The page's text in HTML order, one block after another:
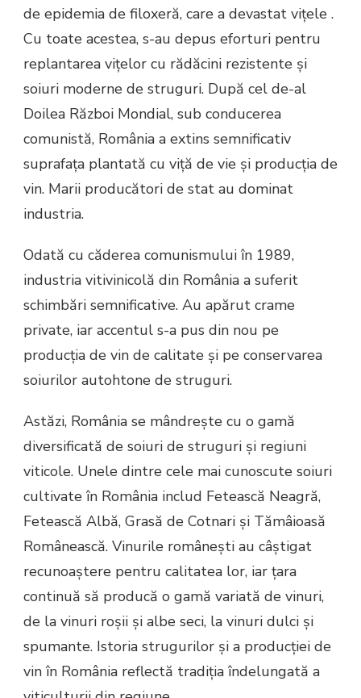
de epidemia de filoxeră, care a devastat vițele .
Cu toate acestea, s-au depus eforturi pentru
replantarea vițelor cu rădăcini rezistente și
soiuri moderne de struguri. După cel de-al
Doilea Război Mondial, sub conducerea
comunistă, România a extins semnificativ
suprafața plantată cu viță de vie și producția de
vin. Marii producători de stat au dominat
industria.
Odată cu căderea comunismului în 1989,
industria vitivinicolă din România a suferit
schimbări semnificative. Au apărut crame
private, iar accentul s-a pus din nou pe
producția de vin de calitate și pe conservarea
soiurilor autohtone de struguri.
Astăzi, România se mândrește cu o gamă
diversificată de soiuri de struguri și regiuni
viticole. Unele dintre cele mai cunoscute soiuri
cultivate în România includ Fetească Neagră,
Fetească Albă, Grasă de Cotnari și Tămâioasă
Românească. Vinurile românești au câștigat
recunoaștere pentru calitatea lor, iar țara
continuă să producă o gamă variată de vinuri,
de la vinuri roșii și albe seci, la vinuri dulci și
spumante. Istoria strugurilor și a producției de
vin în România reflectă tradiția îndelungată a